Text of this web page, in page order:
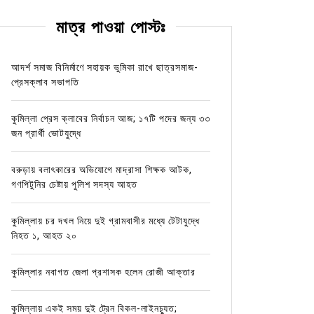
মাত্র পাওয়া পোস্টঃ
আদর্শ সমাজ বিনির্মাণে সহায়ক ভুমিকা রাখে ছাত্রসমাজ-
প্রেসক্লাব সভাপতি
কুমিল্লা প্রেস ক্লাবের নির্বাচন আজ; ১৭টি পদের জন্য ৩৩
জন প্রার্থী ভোটযুদ্ধে
বরুড়ায় বলাৎকারের অভিযোগে মাদ্রাসা শিক্ষক আটক,
গণপিটুনির চেষ্টায় পুলিশ সদস্য আহত
কুমিল্লায় চর দখল নিয়ে দুই গ্রামবাসীর মধ্যে টেটাযুদ্ধে
নিহত ১, আহত ২০
কুমিল্লার নবাগত জেলা প্রশাসক হলেন রোজী আক্তার
কুমিল্লায় একই সময় দুই ট্রেন বিকল-লাইনচ্যুত;